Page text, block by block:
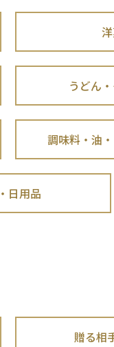
うどん
調味料・油
日用品
贈る相